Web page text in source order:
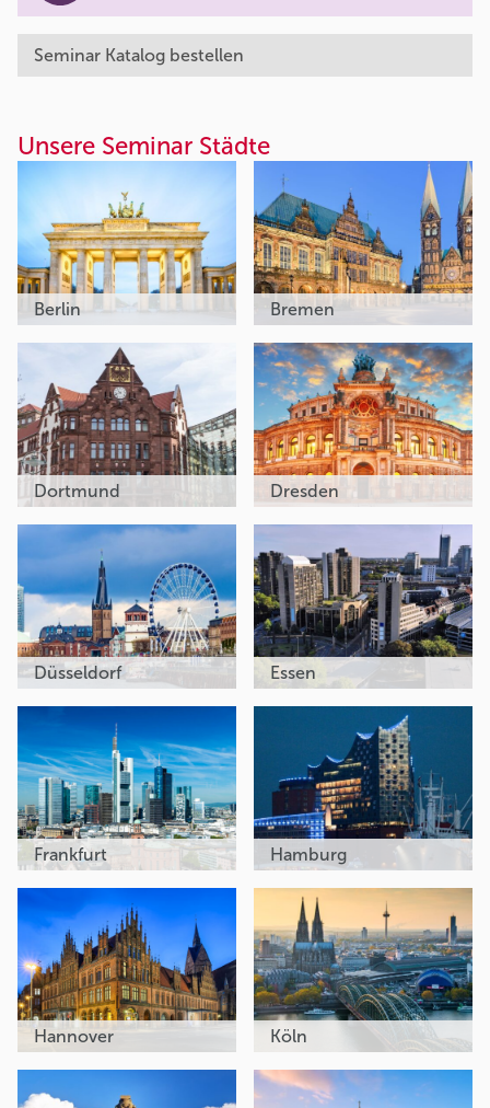
Seminar Katalog bestellen
Unsere Seminar Städte
Berlin Bremen
Dortmund Dresden
Düsseldorf Essen
Frankfurt Hamburg
Hannover Köln